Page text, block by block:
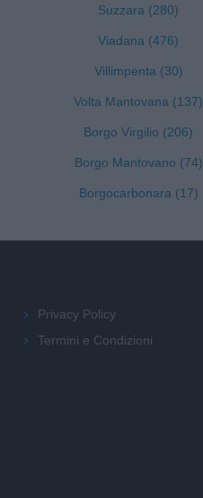
Suzzara (280)
Viadana (476)
Villimpenta (30)
Volta Mantovana (137)
Borgo Virgilio (206)
Borgo Mantovano (74)
Borgocarbonara (17)
Privacy Policy
Termini e Condizioni